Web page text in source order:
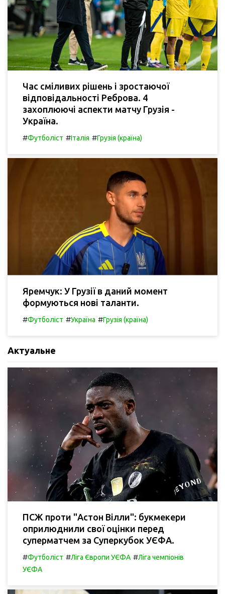
Час сміливих рішень і зростаючої
відповідальності Реброва. 4
захоплюючі аспекти матчу Грузія -
Україна.
#Футболіст #Італія #Грузія (країна)
Яремчук: У Грузії в даний момент
формуються нові таланти.
#Футболіст #Україна #Грузія (країна)
Актуальне
ПСЖ проти "Астон Вілли": букмекери
оприлюднили свої оцінки перед
суперматчем за Суперкубок УЄФА.
#Футболіст #Ліга Європи УЄФА #Ліга чемпіонів
УЄФА